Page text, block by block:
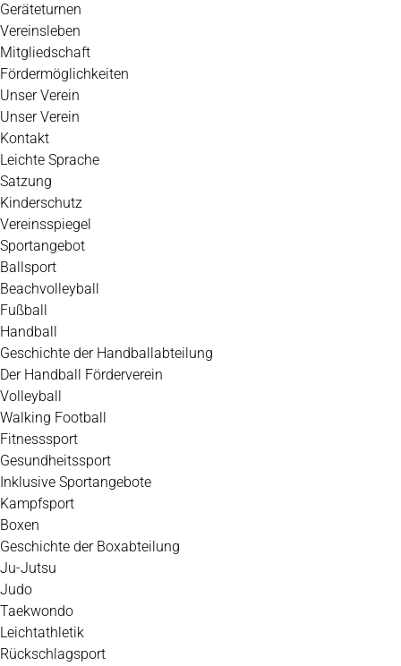
Geräteturnen
Vereinsleben
Mitgliedschaft
Fördermöglichkeiten
Unser Verein
Unser Verein
Kontakt
Leichte Sprache
Satzung
Kinderschutz
Vereinsspiegel
Sportangebot
Ballsport
Beachvolleyball
Fußball
Handball
Geschichte der Handballabteilung
Der Handball Förderverein
Volleyball
Walking Football
Fitnesssport
Gesundheitssport
Inklusive Sportangebote
Kampfsport
Boxen
Geschichte der Boxabteilung
Ju-Jutsu
Judo
Taekwondo
Leichtathletik
Rückschlagsport